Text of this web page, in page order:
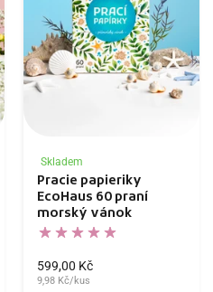
Skladem
Pracie papieriky
EcoHaus 60 praní
morský vánok
599,00 Kč
9,98 Kč/kus